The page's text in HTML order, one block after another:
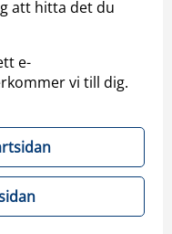
att hitta det du
e-
vi till dig.